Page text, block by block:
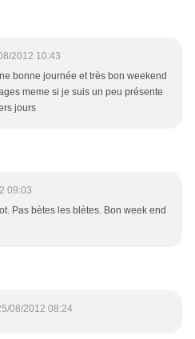
2012 10:43
bonne journée et très bon weekend
meme si je suis un peu présente
jours
09:03
Pas bètes les blètes. Bon week end
08/2012 08:24